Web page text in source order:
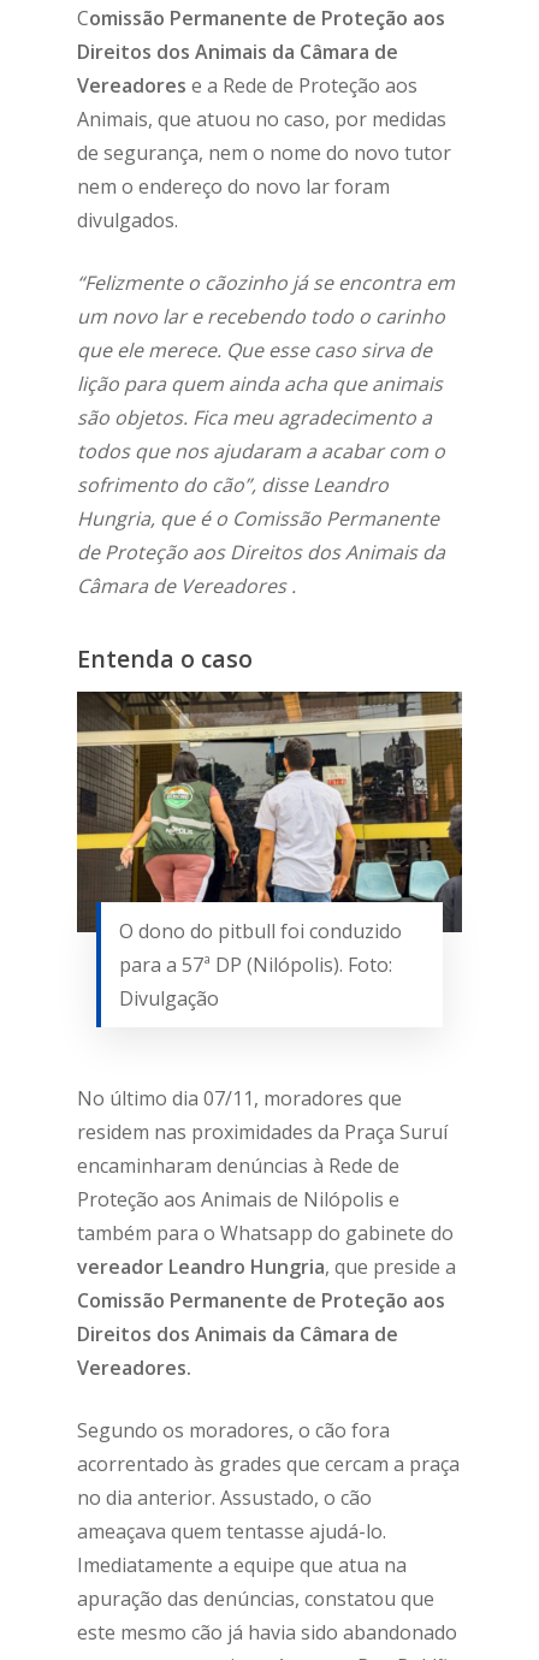
Comissão Permanente de Proteção aos
Direitos dos Animais da Câmara de
Vereadores e a Rede de Proteção aos
Animais, que atuou no caso, por medidas
de segurança, nem o nome do novo tutor
nem o endereço do novo lar foram
divulgados.
“Felizmente o cãozinho já se encontra em
um novo lar e recebendo todo o carinho
que ele merece. Que esse caso sirva de
lição para quem ainda acha que animais
são objetos. Fica meu agradecimento a
todos que nos ajudaram a acabar com o
sofrimento do cão”, disse Leandro
Hungria, que é o Comissão Permanente
de Proteção aos Direitos dos Animais da
Câmara de Vereadores .
Entenda o caso
O dono do pitbull foi conduzido
para a 57ª DP (Nilópolis). Foto:
Divulgação
No último dia 07/11, moradores que
residem nas proximidades da Praça Suruí
encaminharam denúncias à Rede de
Proteção aos Animais de Nilópolis e
também para o Whatsapp do gabinete do
vereador Leandro Hungria, que preside a
Comissão Permanente de Proteção aos
Direitos dos Animais da Câmara de
Vereadores.
Segundo os moradores, o cão fora
acorrentado às grades que cercam a praça
no dia anterior. Assustado, o cão
ameaçava quem tentasse ajudá-lo.
Imediatamente a equipe que atua na
apuração das denúncias, constatou que
este mesmo cão já havia sido abandonado